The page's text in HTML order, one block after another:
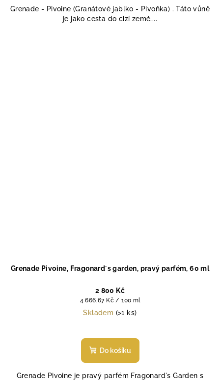
z
5
Grenade - Pivoine (Granátové jablko - Pivoňka) . Táto vůně
je jako cesta do cizí země,...
Grenade Pivoine, Fragonard´s garden, pravý parfém, 60 ml
2 800 Kč
Měrná
cena:
4 666,67 Kč / 100 ml
Skladem (>1 ks)
Do košíku
Grenade Pivoine je pravý parfém Fragonard's Garden s